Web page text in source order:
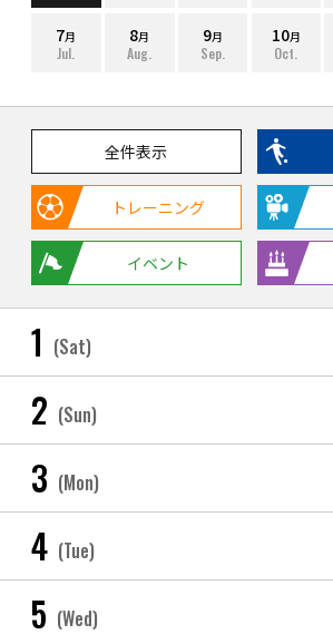
7月
Jul.
8月
Aug.
9月
Sep.
10月
Oct.
全件表示
トレーニング
イベント
1 (Sat)
2 (Sun)
3 (Mon)
4 (Tue)
5 (Wed)